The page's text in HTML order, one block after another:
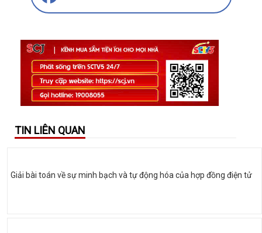
TIN LIÊN QUAN
Giải bài toán về sự minh bạch và tự động hóa của hợp đồng điện tử